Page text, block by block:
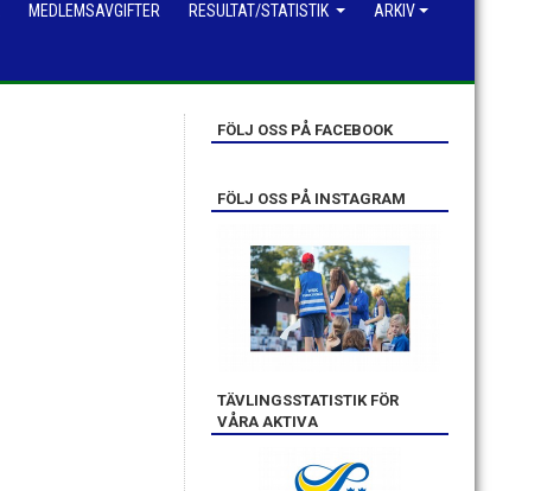
MEDLEMSAVGIFTER RESULTAT/STATISTIK ARKIV
FÖLJ OSS PÅ FACEBOOK
FÖLJ OSS PÅ INSTAGRAM
TÄVLINGSSTATISTIK FÖR
VÅRA AKTIVA